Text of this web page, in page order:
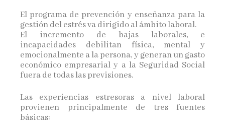
El programa de prevención y enseñanza para la
gestión del estrés va dirigido al ámbito laboral.
El incremento de bajas laborales, e
incapacidades debilitan física, mental y
emocionalmente a la persona, y generan un gasto
económico empresarial y a la Seguridad Social
fuera de todas las previsiones.
Las experiencias estresoras a nivel laboral
provienen principalmente de tres fuentes
básicas: